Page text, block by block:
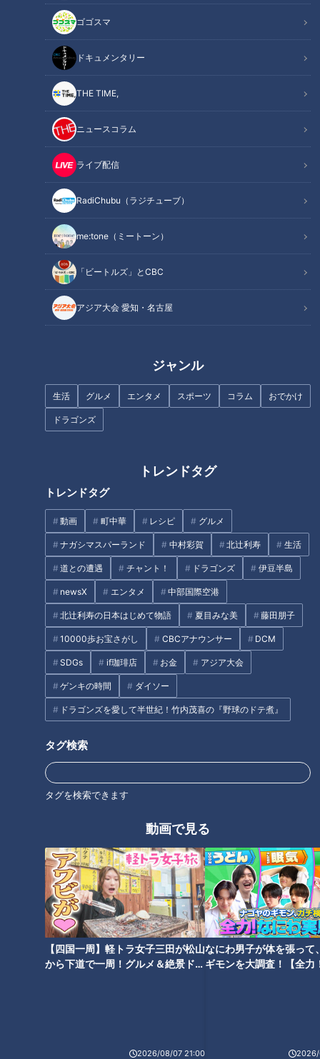
ゴゴスマ
ドキュメンタリー
THE TIME,
ニュースコラム
ライブ配信
RadiChubu（ラジチューブ）
me:tone（ミートーン）
「ビートルズ」とCBC
アジア大会 愛知・名古屋
ジャンル
生活 グルメ エンタメ スポーツ コラム おでかけ
ドラゴンズ
トレンドタグ
トレンドタグ
動画 町中華 レシピ グルメ
ナガシマスパーランド 中村彩賀 北辻利寿 生活
道との遭遇 チャント！ ドラゴンズ 伊豆半島
newsX エンタメ 中部国際空港
北辻利寿の日本はじめて物語 夏目みな美 藤田朋子
10000歩お宝さがし CBCアナウンサー DCM
SDGs if珈琲店 お金 アジア大会
ゲンキの時間 ダイソー
ドラゴンズを愛して半世紀！竹内茂喜の『野球のドテ煮』
タグ検索
タグを検索できます
動画で見る
【四国一周】軽トラ女子三田が松山
から下道で一周！グルメ＆絶景ドラ
2026/08/07 21:00
なにわ男子が体を張って
ギモンを大調査！【全力
2026/
この記事を見たあなたへのおすすめ
不運続きのCBC友廣アナがたど
り着いたボリューム満点ランチ
とは？三河湾をぐるっと約
125kmの自転車旅スタート！
フランス人は菓子店「シャトレ
中村彩賀の10000歩お宝さがし
｜雨の愛知・東海市でお宝探し
【チャント！特集】
友廣アナの自転車旅｜愛知・蒲
郡市へ！三河湾ぐるっと125km
の自転車旅！【チャント！特
集】
ずのアジア大会ポスターに思わ
ぬ落とし穴
りもアツく生放送！CBCテレビ
平日午前の新番組「推そうぜ！
エンタメ チャント！
オススメ関連コンテンツ
アナ・小川実桜アナ・友廣南実
「チャント！」で“初鳴き”！小